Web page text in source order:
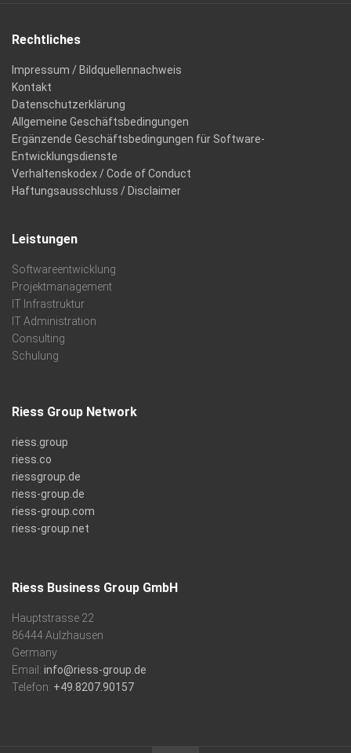
Rechtliches
Impressum / Bildquellennachweis
Kontakt
Datenschutzerklärung
Allgemeine Geschäftsbedingungen
Ergänzende Geschäftsbedingungen für Software-
Entwicklungsdienste
Verhaltenskodex / Code of Conduct
Haftungsausschluss / Disclaimer
Leistungen
Softwareentwicklung
Projektmanagement
IT Infrastruktur
IT Administration
Consulting
Schulung
Riess Group Network
riess.group
riess.co
riessgroup.de
riess-group.de
riess-group.com
riess-group.net
Riess Business Group GmbH
Hauptstrasse 22
86444 Aulzhausen
Germany
Email: info@riess-group.de
Telefon: +49.8207.90157